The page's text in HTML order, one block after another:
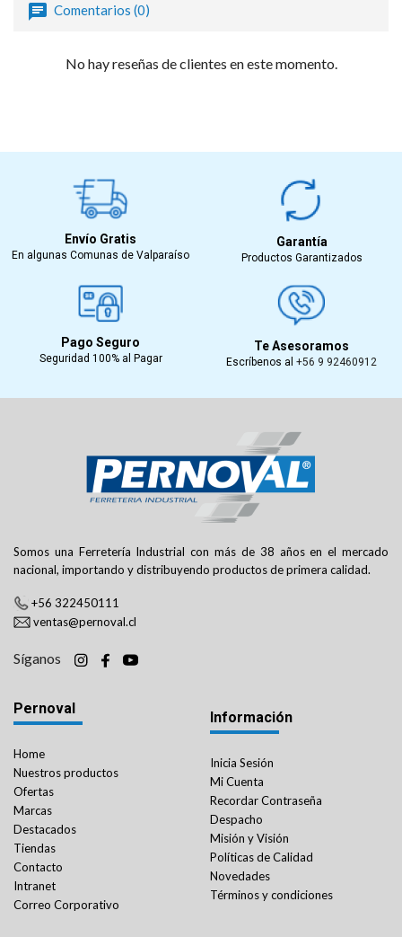
Comentarios (0)
No hay reseñas de clientes en este momento.
Envío Gratis
En algunas Comunas de Valparaíso
Garantía
Productos Garantizados
Pago Seguro
Seguridad 100% al Pagar
Te Asesoramos
Escríbenos al +56 9 92460912
Somos una Ferretería Industrial con más de 38 años en el mercado
nacional, importando y distribuyendo productos de primera calidad.
+56 322450111
ventas@pernoval.cl
Síganos
Pernoval
Home
Nuestros productos
Ofertas
Marcas
Destacados
Tiendas
Contacto
Intranet
Correo Corporativo
Información
Inicia Sesión
Mi Cuenta
Recordar Contraseña
Despacho
Misión y Visión
Políticas de Calidad
Novedades
Términos y condiciones